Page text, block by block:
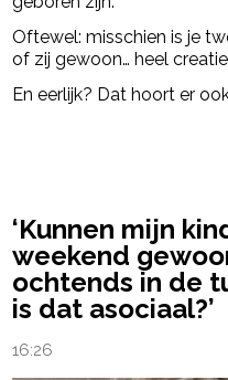
Oftewel: misschien is je
of zij gewoon… heel
En eerlijk? Dat hoort er
‘Kunnen mijn
weekend
ochtends in de
is dat asociaal?’
16:26